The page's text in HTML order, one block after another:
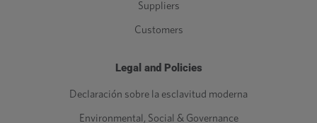
Suppliers
Customers
Legal and Policies
Declaración sobre la esclavitud moderna
Environmental, Social & Governance